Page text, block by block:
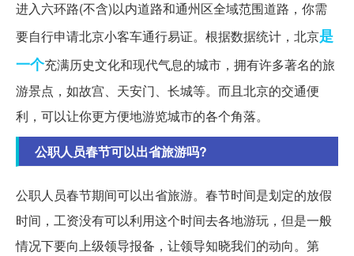
进入六环路(不含)以内道路和通州区全域范围道路，你需
要自行申请北京小客车通行易证。根据数据统计，北京是
一个充满历史文化和现代气息的城市，拥有许多著名的旅
游景点，如故宫、天安门、长城等。而且北京的交通便
利，可以让你更方便地游览城市的各个角落。
公职人员春节可以出省旅游吗?
公职人员春节期间可以出省旅游。春节时间是划定的放假
时间，工资没有可以利用这个时间去各地游玩，但是一般
情况下要向上级领导报备，让领导知晓我们的动向。第